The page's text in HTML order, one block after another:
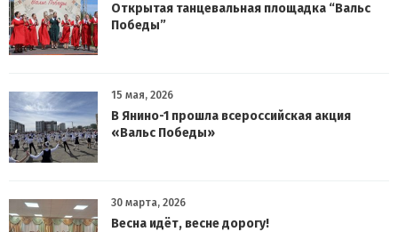
Открытая танцевальная площадка “Вальс
Победы”
15 мая, 2026
В Янино-1 прошла всероссийская акция
«Вальс Победы»
30 марта, 2026
Весна идёт, весне дорогу!